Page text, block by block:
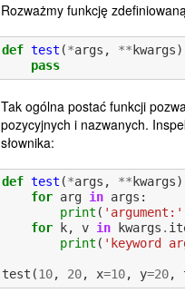
Rozważmy funkcję
def test (*args , ** kwargs
pass
Tak ogólna postać funkcji
pozycyjnych i nazwanych.
słownika:
def test (*args , ** kwargs
for arg in args :
print ( 'argument:'
for
k, v in kwargs .
print ( 'keyword
test (10, 20, x=10, y=20,